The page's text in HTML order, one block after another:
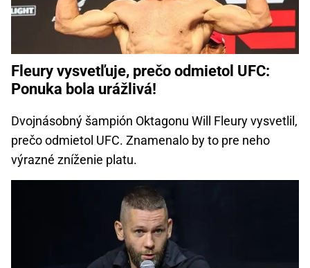
Fleury vysvetľuje, prečo odmietol UFC:
Ponuka bola urážlivá!
Dvojnásobný šampión Oktagonu Will Fleury vysvetlil,
prečo odmietol UFC. Znamenalo by to pre neho
výrazné zníženie platu.